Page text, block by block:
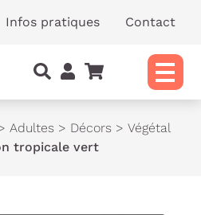
Infos pratiques Contact
Adultes > Décors > Végétal
tropicale vert